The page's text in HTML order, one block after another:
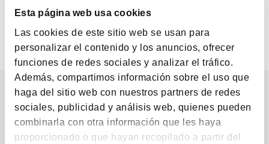
Esta página web usa cookies
Las cookies de este sitio web se usan para
personalizar el contenido y los anuncios, ofrecer
funciones de redes sociales y analizar el tráfico.
Además, compartimos información sobre el uso que
haga del sitio web con nuestros partners de redes
sociales, publicidad y análisis web, quienes pueden
combinarla con otra información que les haya
proporcionado o que hayan recopilado a partir del
NEWSLETTER
Newsletter June 2017
Our followers